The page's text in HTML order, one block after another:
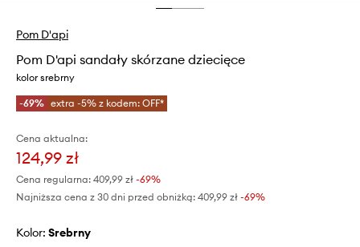
Pom D'api
Pom D'api sandały skórzane dziecięce
kolor srebrny
-69% extra -5% z kodem: OFF*
Cena aktualna:
124,99 zł
Cena regularna: 409,99 zł -69%
Najniższa cena z 30 dni przed obniżką: 409,99 zł -69%
Kolor: srebrny